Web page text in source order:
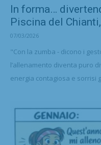
In forma…
Piscina del
07/03/2026
"Con la zumba - dicono i
l’allenamento diventa puro
energia contagiosa e sorrisi